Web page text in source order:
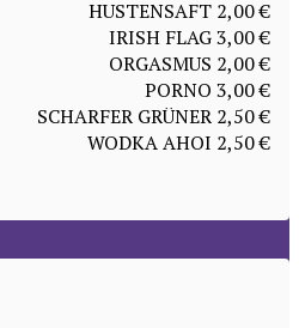
HUSTENSAFT 2,00 €
IRISH FLAG 3,00 €
ORGASMUS 2,00 €
PORNO 3,00 €
SCHARFER GRÜNER 2,50 €
WODKA AHOI 2,50 €